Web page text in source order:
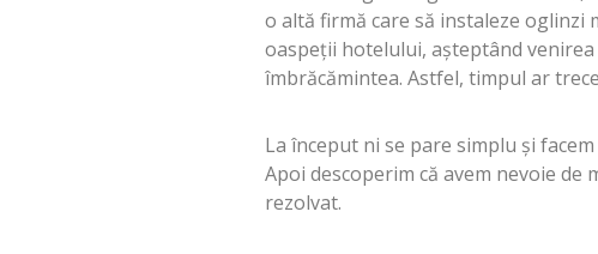
o altă firmă care să instaleze oglinzi
oaspeții hotelului, așteptând
îmbrăcămintea. Astfel, timpul ar
La început ni se pare simplu și
Apoi descoperim că avem nevoie
rezolvat.